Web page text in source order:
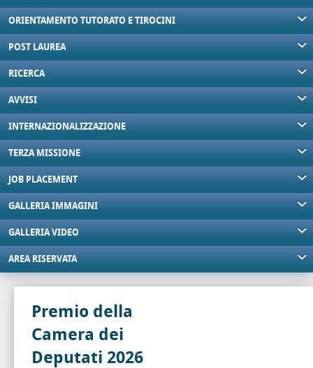
ORIENTAMENTO TUTORATO E TIROCINI
POST LAUREA
RICERCA
AVVISI
INTERNAZIONALIZZAZIONE
TERZA MISSIONE
JOB PLACEMENT
GALLERIA IMMAGINI
GALLERIA VIDEO
AREA RISERVATA
Premio della
Camera dei
Deputati 2026